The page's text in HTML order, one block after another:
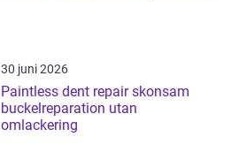
30 juni 2026
Paintless dent repair skonsam
buckelreparation utan
omlackering